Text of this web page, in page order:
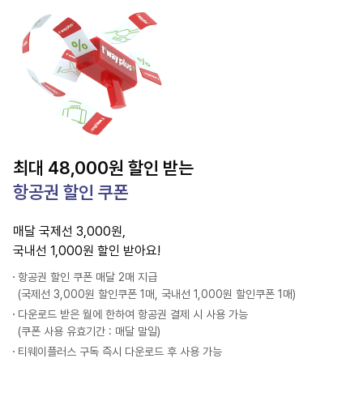
최대 48,000원 할인 받는
항공권 할인 쿠폰
매달 국제선 3,000원,
국내선 1,000원 할인 받아요!
항공권 할인 쿠폰 매달 2매 지급
(국제선 3,000원 할인쿠폰 1매, 국내선 1,000원 할인쿠폰 1매)
다운로드 받은 월에 한하여 항공권 결제 시 사용 가능
(쿠폰 사용 유효기간 : 매달 말일)
티웨이플러스 구독 즉시 다운로드 후 사용 가능